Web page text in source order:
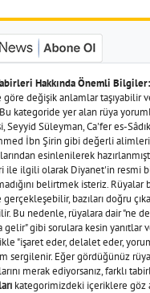
Hakkında Önemli Bilgiler:
göre değişik anlamlar taşıyabilir
Bu kategoride yer alan rüya
Seyyid Süleyman, Ca'fer es-
İbn Şirin gibi değerli
esinlenilerek
ile ilgili olarak Diyanet'in resmi
belirtmek isteriz.
bazıları doğru
Bu nedenle, rüyalara dair "ne
gelir" gibi sorulara kesin yanıtlar
"işaret eder, delalet eder,
sergilenir. Eğer gördüğünüz
merak ediyorsanız, farklı
kategorimizdeki içeriklere göz